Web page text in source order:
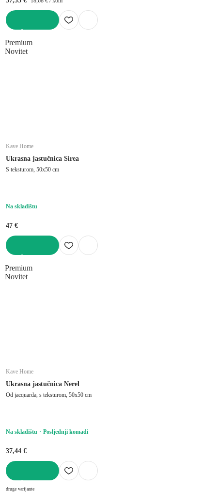
Premium
Novitet
Kave Home
Ukrasna jastučnica Sirea
S teksturom, 50x50 cm
Na skladištu
47 €
Premium
Novitet
Kave Home
Ukrasna jastučnica Nerel
Od jacquarda, s teksturom, 50x50 cm
Na skladištu Posljednji komadi
37,44 €
druge varijante